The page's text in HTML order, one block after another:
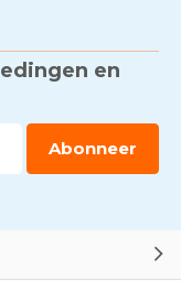
en
Abonneer